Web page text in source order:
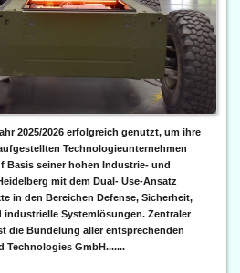
2025/2026 erfolgreich genutzt, um ihre
Technologieunternehmen
Basis seiner hohen Industrie- und
mit dem Dual- Use-Ansatz
in den Bereichen Defense, Sicherheit,
industrielle Systemlösungen. Zentraler
die Bündelung aller entsprechenden
Technologies GmbH.......